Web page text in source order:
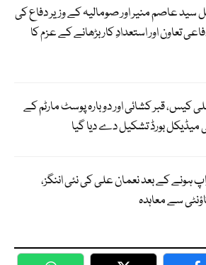
سید عاصم منیر اور صومالیہ کے وزیر دفاع کی
تعاون اور استعدادِ کار بڑھانے کے عزم کا
کیس، قبر کشائی اور دوبارہ پوسٹ مارٹم کے
ہونے کے بعد نعمان علی کی نئی اننگز،
سے معاہدہ